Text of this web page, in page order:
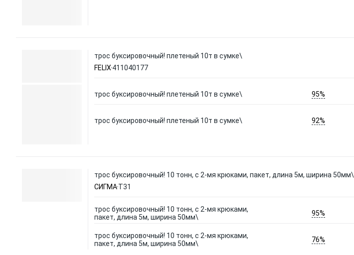
трос буксировочный! плетеный 10т в сумке\
FELIX 411040177
трос буксировочный! плетеный 10т в сумке\ 95%
трос буксировочный! плетеный 10т в сумке\ 92%
трос буксировочный! 10 тонн, с 2-мя крюками, пакет, длина 5м, ширина 50мм\
СИГМАТ31
трос буксировочный! 10 тонн, с 2-мя крюками,
пакет, длина 5м, ширина 50мм\
95%
трос буксировочный! 10 тонн, с 2-мя крюками,
пакет, длина 5м, ширина 50мм\
76%